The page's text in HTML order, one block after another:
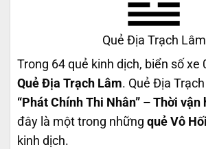
Quẻ Địa Trạch Lâm
Trong 64 quẻ kinh dịch, biển số xe
Quẻ Địa Trạch Lâm. Quẻ Địa
“Phát Chính Thi Nhân” – Thời vận
đây là một trong những quẻ Vô Hối
kinh dịch.